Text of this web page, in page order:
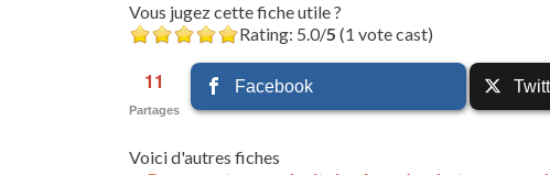
Vous jugez cette fiche utile ?
Rating: 5.0/5 (1 vote cast)
11
Partages
Facebook
Voici d'autres fiches